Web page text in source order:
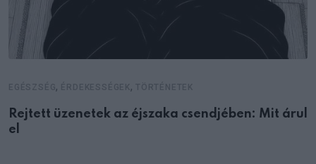
, ,
Rejtett üzenetek az éjszaka csendjében: Mit árul
el